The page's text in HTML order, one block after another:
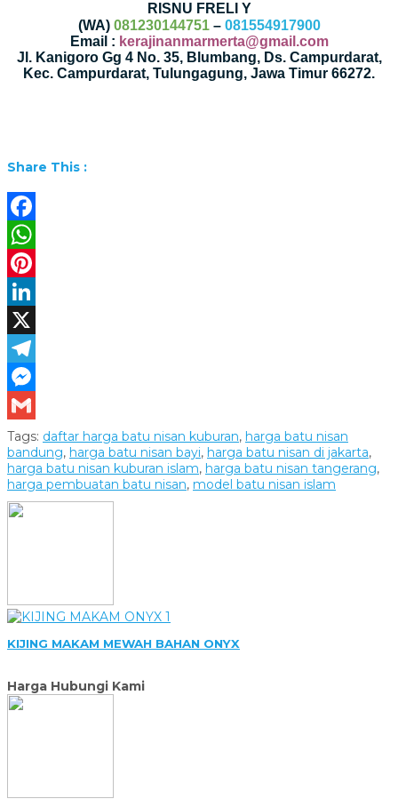
RISNU FRELI Y
(WA) 081230144751– 081554917900
Email : kerajinanmarmerta@gmail.com
Jl. Kanigoro Gg 4 No. 35, Blumbang, Ds. Campurdarat,
Kec. Campurdarat, Tulungagung, Jawa Timur 66272.
Share This :
Facebook
WhatsApp
Pinterest
LinkedIn
X
Telegram
Messenger
Gmail
Tags: daftar harga batu nisan kuburan, harga batu nisan
bandung, harga batu nisan bayi, harga batu nisan di jakarta,
harga batu nisan kuburan islam, harga batu nisan tangerang,
harga pembuatan batu nisan, model batu nisan islam
KIJING MAKAM MEWAH BAHAN ONYX
Harga Hubungi Kami